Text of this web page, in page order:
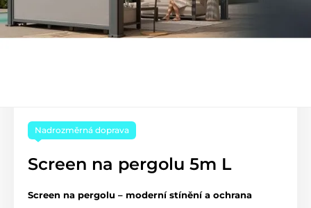
Nadrozměrná doprava
Screen na pergolu 5m L
Screen na pergolu – moderní stínění a ochrana